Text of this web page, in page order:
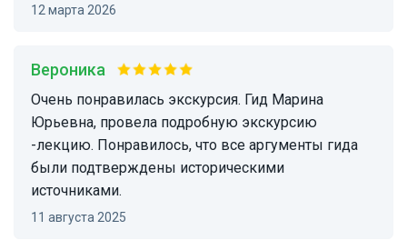
12 марта 2026
Вероника
Очень понравилась экскурсия. Гид Марина
Юрьевна, провела подробную экскурсию
-лекцию. Понравилось, что все аргументы гида
были подтверждены историческими
источниками.
11 августа 2025